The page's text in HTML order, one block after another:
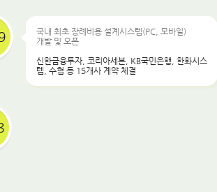
국내 최초 장례비용 설계시스템(PC, 모바일)
개발 및 오픈
신한금융투자, 코리아세븐, KB국민은행, 한화시스
템, 수협 등 15개사 계약 체결